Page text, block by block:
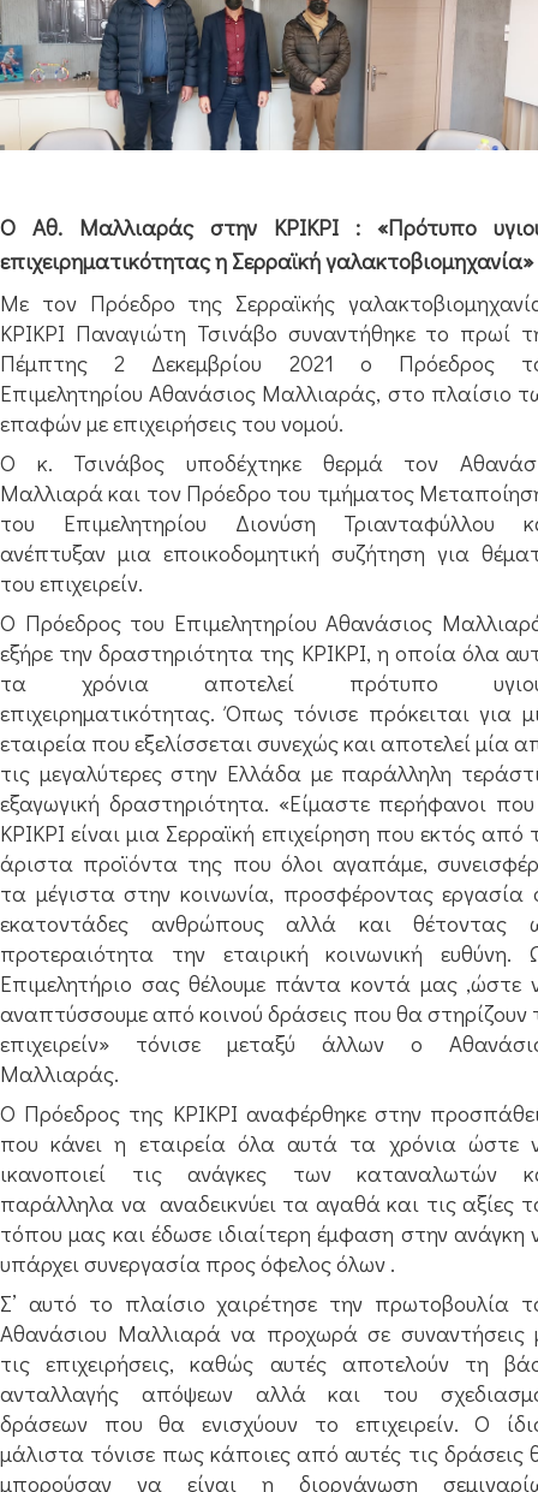
Ο Αθ. Μαλλιαράς στην ΚΡΙΚΡΙ : «Πρότυπο
επιχειρηματικότητας η Σερραϊκή γαλακτοβιομηχανία»
Με τον Πρόεδρο της Σερραϊκής
ΚΡΙΚΡΙ Παναγιώτη Τσινάβο συναντήθηκε το πρωί
Πέμπτης 2 Δεκεμβρίου 2021 ο Πρόεδρος
Επιμελητηρίου Αθανάσιος Μαλλιαράς, στο πλαίσιο
επαφών με επιχειρήσεις του νομού.
Ο κ. Τσινάβος υποδέχτηκε θερμά τον
Μαλλιαρά και τον Πρόεδρο του τμήματος
του Επιμελητηρίου Διονύση Τριανταφύλλου
ανέπτυξαν μια εποικοδομητική συζήτηση για
του επιχειρείν.
Ο Πρόεδρος του Επιμελητηρίου Αθανάσιος
εξήρε την δραστηριότητα της ΚΡΙΚΡΙ, η οποία όλα
τα χρόνια αποτελεί πρότυπο
επιχειρηματικότητας. Όπως τόνισε πρόκειται για
εταιρεία που εξελίσσεται συνεχώς και αποτελεί μία
τις μεγαλύτερες στην Ελλάδα με παράλληλη
εξαγωγική δραστηριότητα. «Είμαστε περήφανοι
ΚΡΙΚΡΙ είναι μια Σερραϊκή επιχείρηση που εκτός από
άριστα προϊόντα της που όλοι αγαπάμε,
τα μέγιστα στην κοινωνία, προσφέροντας εργασία
εκατοντάδες ανθρώπους αλλά και θέτοντας
προτεραιότητα την εταιρική κοινωνική ευθύνη.
Επιμελητήριο σας θέλουμε πάντα κοντά μας ,ώστε
αναπτύσσουμε από κοινού δράσεις που θα στηρίζουν
επιχειρείν» τόνισε μεταξύ άλλων ο
Μαλλιαράς.
Ο Πρόεδρος της ΚΡΙΚΡΙ αναφέρθηκε στην
που κάνει η εταιρεία όλα αυτά τα χρόνια ώστε
ικανοποιεί τις ανάγκες των καταναλωτών
παράλληλα να αναδεικνύει τα αγαθά και τις αξίες
τόπου μας και έδωσε ιδιαίτερη έμφαση στην ανάγκη
υπάρχει συνεργασία προς όφελος όλων .
Σ’ αυτό το πλαίσιο χαιρέτησε την πρωτοβουλία
Αθανάσιου Μαλλιαρά να προχωρά σε συναντήσεις
τις επιχειρήσεις, καθώς αυτές αποτελούν τη
ανταλλαγής απόψεων αλλά και του
δράσεων που θα ενισχύουν το επιχειρείν. Ο
μάλιστα τόνισε πως κάποιες από αυτές τις δράσεις
μπορούσαν να είναι η διοργάνωση